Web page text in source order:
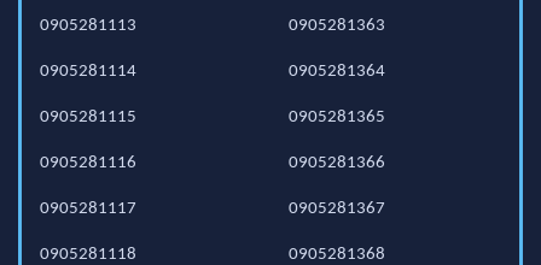
0905281113
0905281114
0905281115
0905281116
0905281117
0905281118
0905281363
0905281364
0905281365
0905281366
0905281367
0905281368